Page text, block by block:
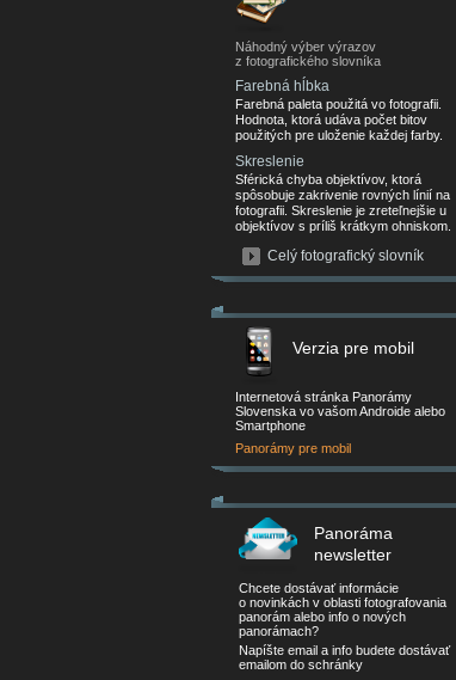
Náhodný výber výrazov
z fotografického slovníka
Farebná hĺbka
Farebná paleta použitá vo fotografii.
Hodnota, ktorá udáva počet bitov
použitých pre uloženie každej farby.
Skreslenie
Sférická chyba objektívov, ktorá
spôsobuje zakrivenie rovných línií na
fotografii. Skreslenie je zreteľnejšie u
objektívov s príliš krátkym ohniskom.
Celý fotografický slovník
Verzia pre mobil
Internetová stránka Panorámy
Slovenska vo vašom Androide alebo
Smartphone
Panorámy pre mobil
Panoráma
newsletter
Chcete dostávať informácie
o novinkách v oblasti fotografovania
panorám alebo info o nových
panorámach?
Napíšte email a info budete dostávať
emailom do schránky